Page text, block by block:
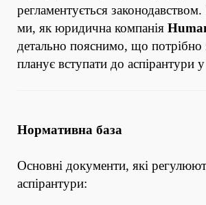
регламентується законодавством.
ми, як юридична компанія
детально пояснимо, що потрібно
планує вступати до аспірантури
Нормативна база
Основні документи, які
аспірантури: